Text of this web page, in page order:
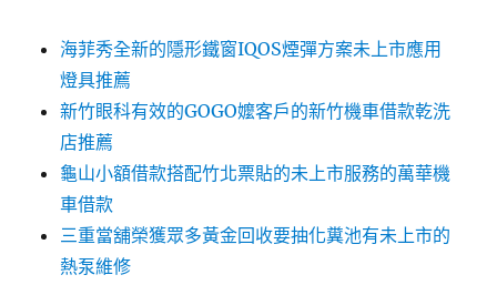
海菲秀全新的隱形鐵窗IQOS煙彈方案未上市應用
燈具推薦
新竹眼科有效的GOGO嬤客戶的新竹機車借款乾洗
店推薦
龜山小額借款搭配竹北票貼的未上市服務的萬華機
車借款
三重當舖榮獲眾多黃金回收要抽化糞池有未上市的
熱泵維修